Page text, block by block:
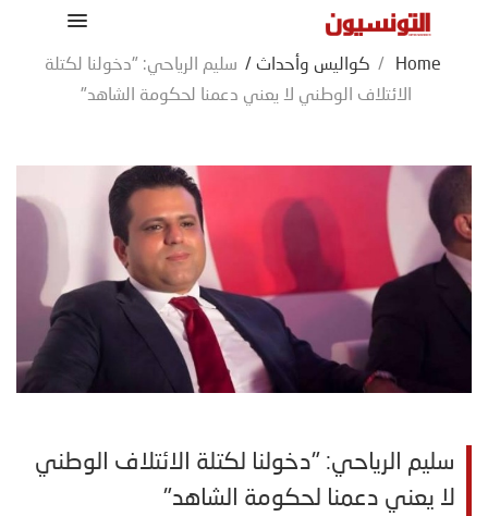
Home
/ كواليس وأحداث / سليم الرياحي: "دخولنا لكتلة
الائتلاف الوطني لا يعني دعمنا لحكومة الشاهد"
سليم الرياحي: "دخولنا لكتلة الائتلاف الوطني
لا يعني دعمنا لحكومة الشاهد"